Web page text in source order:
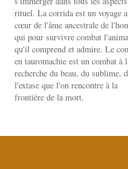
rituel. La corrida est un voyage
cœur de l'âme ancestrale de
qui pour survivre combat
qu'il comprend et admire. Le
en tauromachie est un combat à
recherche du beau, du sublime,
l'extase que l'on rencontre à la
frontière de la mort.